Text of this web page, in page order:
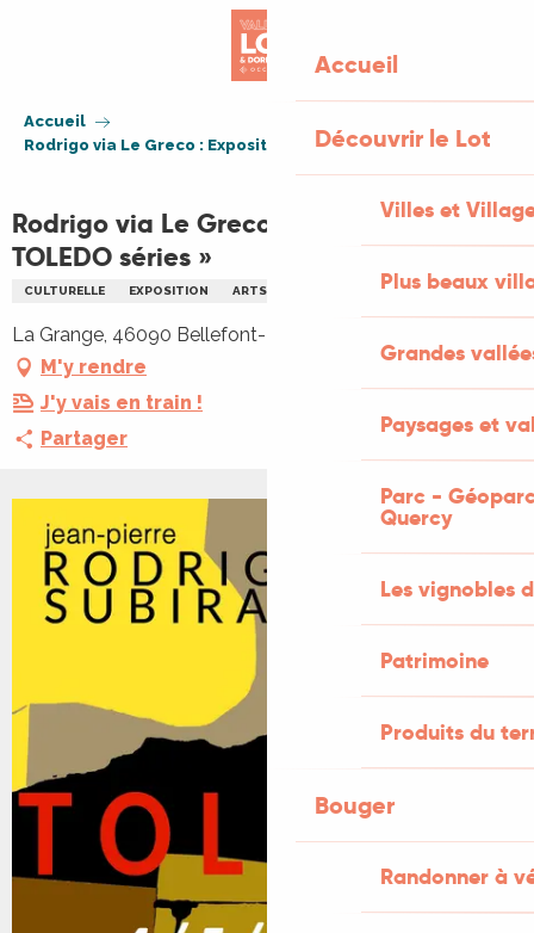
Accueil
Découvrir le Lot
Villes et
Plus beaux
Grandes
Paysages et
Parc -
Quercy
Les vignobles
Patrimoine
Produits du
Bouger
Randonner à
Accueil
Rodrigo via Le Greco : Exposition « TOLEDO séries »
Rodrigo via Le Greco : Exposition «
TOLEDO séries »
CULTURELLE EXPOSITION ARTS
La Grange, 46090 Bellefont-La Rauze
M'y rendre
J'y vais en train !
Partager
+1 PHOTO